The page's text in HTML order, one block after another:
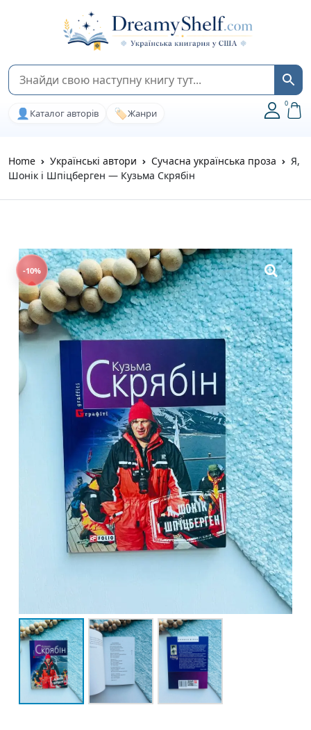
👤 Каталог авторів 🏷️Жанри
0
Home Українські автори Сучасна українська проза
Я,
Шонік і Шпіцберген — Кузьма Скрябін
-10%